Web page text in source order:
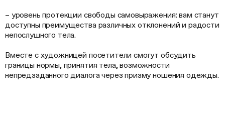
– уровень протекции свободы самовыражения: вам станут
доступны преимущества различных отклонений и радости
непослушного тела.
Вместе с художницей посетители смогут обсудить
границы нормы, принятия тела, возможности
непредзаданного диалога через призму ношения одежды.